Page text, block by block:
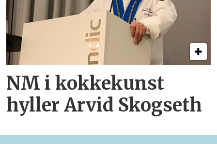
NM i kokkekunst
hyller Arvid Skogseth